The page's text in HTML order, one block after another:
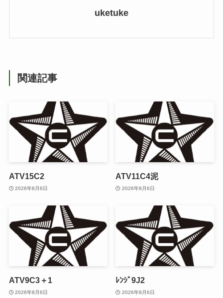
uketuke
関連記事
ATV15C2
2026年8月6日
ATV11C4泥
2026年8月6日
ATV9C3＋1
2026年8月6日
ﾚﾝｼﾞ9J2
2026年8月6日